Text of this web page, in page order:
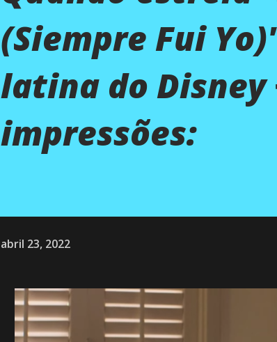
(Siempre Fui
latina do Disney
impressões:
abril 23, 2022